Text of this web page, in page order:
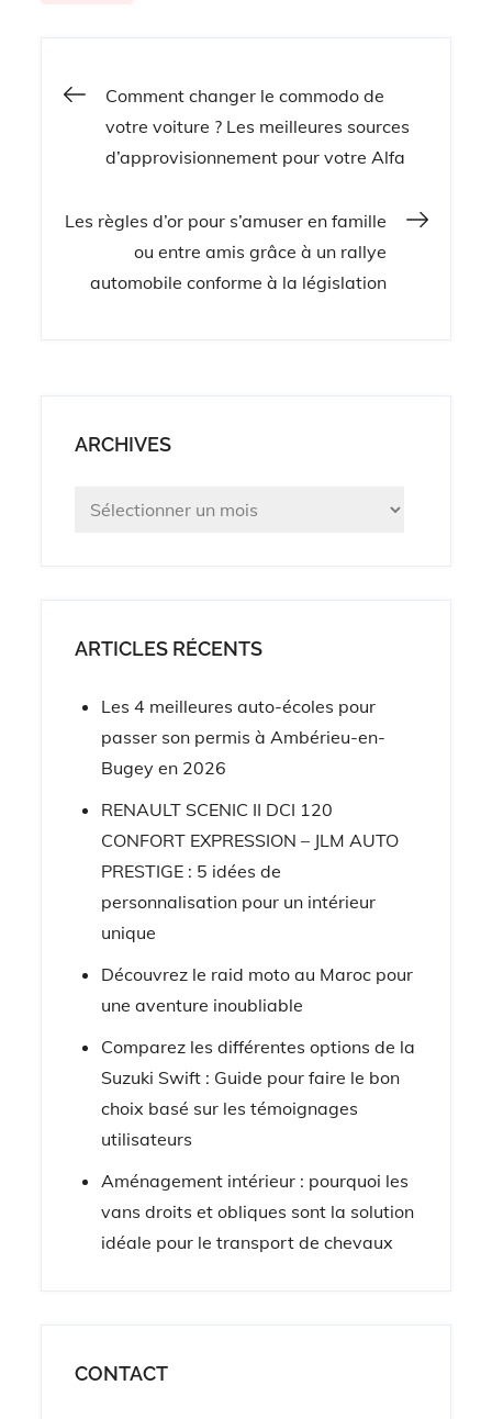
Navigation
de
l’article
Comment changer le commodo de
votre voiture ? Les meilleures sources
d’approvisionnement pour votre Alfa
Les règles d’or pour s’amuser en famille
ou entre amis grâce à un rallye
automobile conforme à la législation
ARCHIVES
Archives
ARTICLES RÉCENTS
Les 4 meilleures auto-écoles pour
passer son permis à Ambérieu-en-
Bugey en 2026
RENAULT SCENIC II DCI 120
CONFORT EXPRESSION – JLM AUTO
PRESTIGE : 5 idées de
personnalisation pour un intérieur
unique
Découvrez le raid moto au Maroc pour
une aventure inoubliable
Comparez les différentes options de la
Suzuki Swift : Guide pour faire le bon
choix basé sur les témoignages
utilisateurs
Aménagement intérieur : pourquoi les
vans droits et obliques sont la solution
idéale pour le transport de chevaux
CONTACT